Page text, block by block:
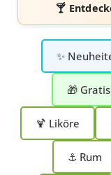
🍸
✨
🎁
🍹 Liköre
⚓ Rum